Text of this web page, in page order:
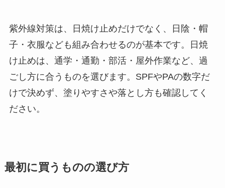
紫外線対策は、日焼け止めだけでなく、日陰・帽
子・衣服なども組み合わせるのが基本です。日焼
け止めは、通学・通勤・部活・屋外作業など、過
ごし方に合うものを選びます。SPFやPAの数字だ
けで決めず、塗りやすさや落とし方も確認してく
ださい。
最初に買うものの選び方